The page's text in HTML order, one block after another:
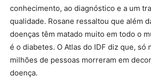
conhecimento, ao diagnóstico e a um
qualidade. Rosane ressaltou que além
doenças têm matado muito em todo o
é o diabetes. O Atlas do IDF diz que, só
milhões de pessoas morreram em
doença.